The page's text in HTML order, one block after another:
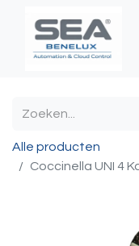
Alle producten
Coccinella UNI 4